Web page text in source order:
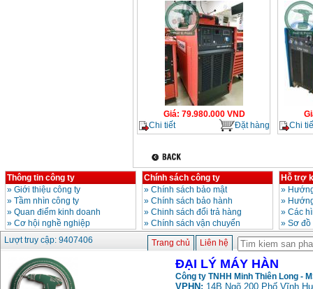
Giá: 79.980.000 VND
Chi tiết
Đặt hàng
Chi
Thông tin công ty
» Giới thiệu công ty
» Tầm nhìn công ty
» Quan điểm kinh doanh
» Cơ hội nghề nghiệp
Chính sách công ty
» Chính sách bảo mật
» Chính sách bảo hành
» Chinh sách đổi trả hàng
» Chính sách vận chuyển
Hỗ trợ
»
»
» Các
» Sơ
Lượt truy cập: 9407406
Trang chủ Liên hệ
ĐẠI LÝ MÁY HÀN
Công ty TNHH Minh Thiên Long -
VPHN: 14B Ngõ 200 Phố Vĩnh